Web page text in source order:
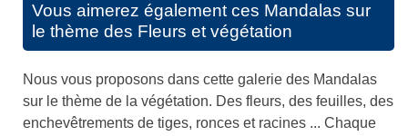
Vous aimerez également ces Mandalas sur
le thème des Fleurs et végétation
Nous vous proposons dans cette galerie des Mandalas
sur le thème de la végétation. Des fleurs, des feuilles, des
enchevêtrements de tiges, ronces et racines ... Chaque